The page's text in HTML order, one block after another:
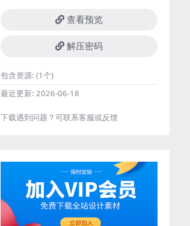
查看预览
解压密码
包含资源: (1个)
最近更新: 2026-06-18
下载遇到问题？可联系客服或反馈